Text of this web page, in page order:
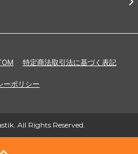
特定商法取引法に基づく表記
ーポリシー
All Rights Reserved.